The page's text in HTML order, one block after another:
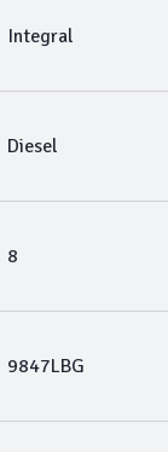
Integral
Diesel
8
9847LBG